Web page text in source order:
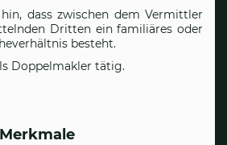
dass zwischen dem Vermittler
Dritten ein familiäres oder
besteht.
Doppelmakler tätig.